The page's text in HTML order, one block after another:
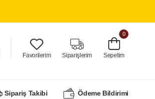
Favorilerim Siparişlerim
0
Sepetim
Sipariş Takibi Ödeme Bildirimi